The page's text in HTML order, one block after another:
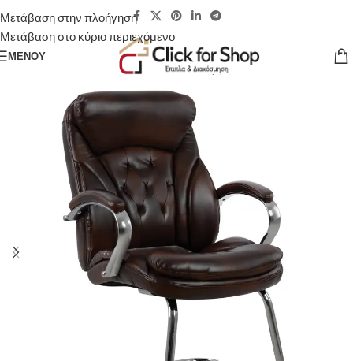
Μετάβαση στην πλοήγηση
Μετάβαση στο κύριο περιεχόμενο
ΜΕΝΟΎ